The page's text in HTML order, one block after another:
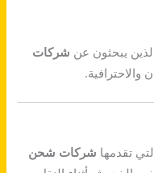
يبحثون عن شركات
والاحترافية.
تقدمها شركات شحن